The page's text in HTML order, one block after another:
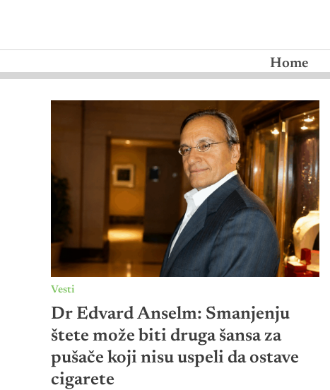
Home
Vesti
Dr Edvard Anselm: Smanjenju
štete može biti druga šansa za
pušače koji nisu uspeli da ostave
cigarete